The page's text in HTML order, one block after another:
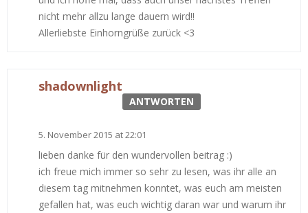
nicht mehr allzu lange dauern wird!!
Allerliebste Einhorngrüße zurück <3
shadownlight
ANTWORTEN
5. November 2015 at 22:01
lieben danke für den wundervollen beitrag :)
ich freue mich immer so sehr zu lesen, was ihr alle an
diesem tag mitnehmen konntet, was euch am meisten
gefallen hat, was euch wichtig daran war und warum ihr